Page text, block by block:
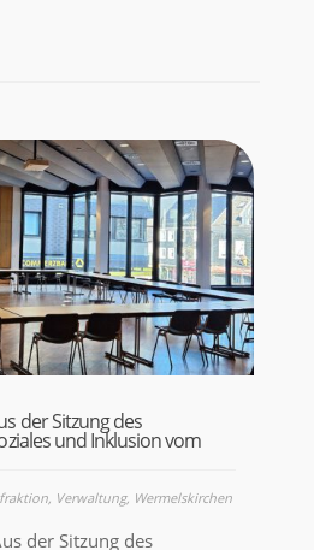
der Sitzung des
und Inklusion vom
, Verwaltung, Wermelskirchen
der Sitzung des